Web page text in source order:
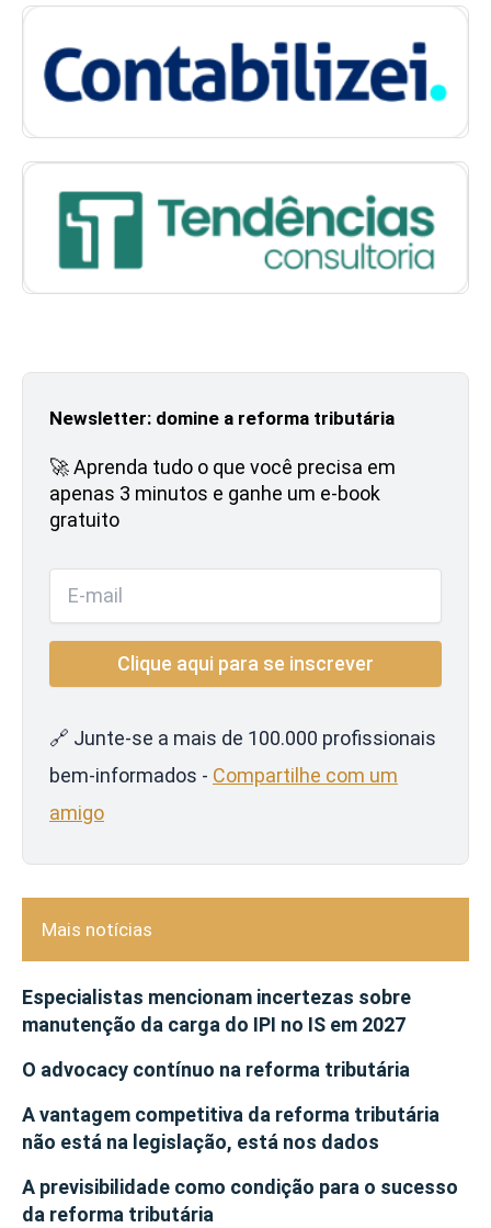
Newsletter: domine a reforma tributária
🚀 Aprenda tudo o que você precisa em
apenas 3 minutos e ganhe um e-book
gratuito
🔗 Junte-se a mais de 100.000 profissionais
bem-informados - Compartilhe com um
amigo
Mais notícias
Especialistas mencionam incertezas sobre
manutenção da carga do IPI no IS em 2027
O advocacy contínuo na reforma tributária
A vantagem competitiva da reforma tributária
não está na legislação, está nos dados
A previsibilidade como condição para o sucesso
da reforma tributária